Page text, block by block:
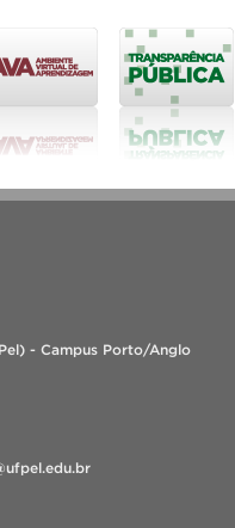
- Campus Porto/Anglo